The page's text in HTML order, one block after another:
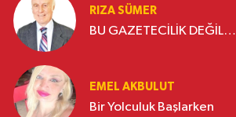
RIZA SÜMER
BU GAZETECİLİK DEĞİL…
EMEL AKBULUT
Bir Yolculuk Başlarken